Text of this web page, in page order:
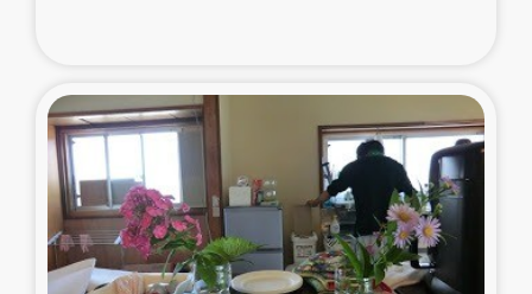
スリランカ南部洪水被災者支援
スリランカの南北女性をつなぐサリー・リサイクル・プロ
ジェクト
復興支援事業